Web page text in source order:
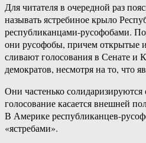
Для читателя в очередной раз
называть ястребиное крыло
республиканцами-русофобами.
они русофобы, причем открытые
сливают голосования в Сенате и
демократов, несмотря на то, что
Они частенько солидаризируются
голосование касается внешней
В Америке республиканцев-
«ястребами».